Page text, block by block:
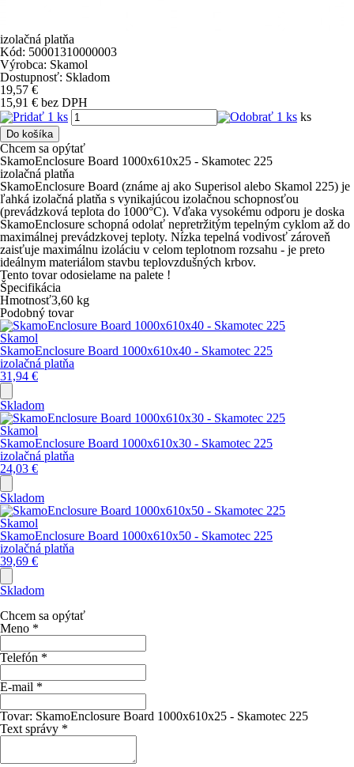
izolačná platňa
Kód: 50001310000003
Výrobca: Skamol
Dostupnosť: Skladom
19,57 €
15,91 € bez DPH
ks
Do košíka
Chcem sa opýtať
SkamoEnclosure Board 1000x610x25 - Skamotec 225
izolačná platňa
SkamoEnclosure Board (známe aj ako Superisol alebo Skamol 225) je
ľahká izolačná platňa s vynikajúcou izolačnou schopnosťou
(prevádzková teplota do 1000°C). Vďaka vysokému odporu je doska
SkamoEnclosure schopná odolať nepretržitým tepelným cyklom až do
maximálnej prevádzkovej teploty. Nízka tepelná vodivosť zároveň
zaisťuje maximálnu izoláciu v celom teplotnom rozsahu - je preto
ideálnym materiálom stavbu teplovzdušných krbov.
Tento tovar odosielame na palete !
Špecifikácia
Hmotnosť3,60 kg
Podobný tovar
Skamol
SkamoEnclosure Board 1000x610x40 - Skamotec 225
izolačná platňa
31,94 €
Skladom
Skamol
SkamoEnclosure Board 1000x610x30 - Skamotec 225
izolačná platňa
24,03 €
Skladom
Skamol
SkamoEnclosure Board 1000x610x50 - Skamotec 225
izolačná platňa
39,69 €
Skladom
Chcem sa opýtať
Meno *
Telefón *
E-mail *
Tovar: SkamoEnclosure Board 1000x610x25 - Skamotec 225
Text správy *